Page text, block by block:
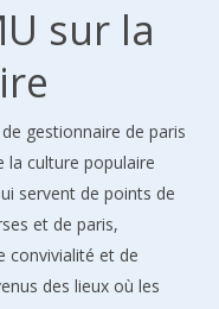
sur la
gestionnaire de paris
la culture populaire
servent de points de
et de paris,
convivialité et de
des lieux où les